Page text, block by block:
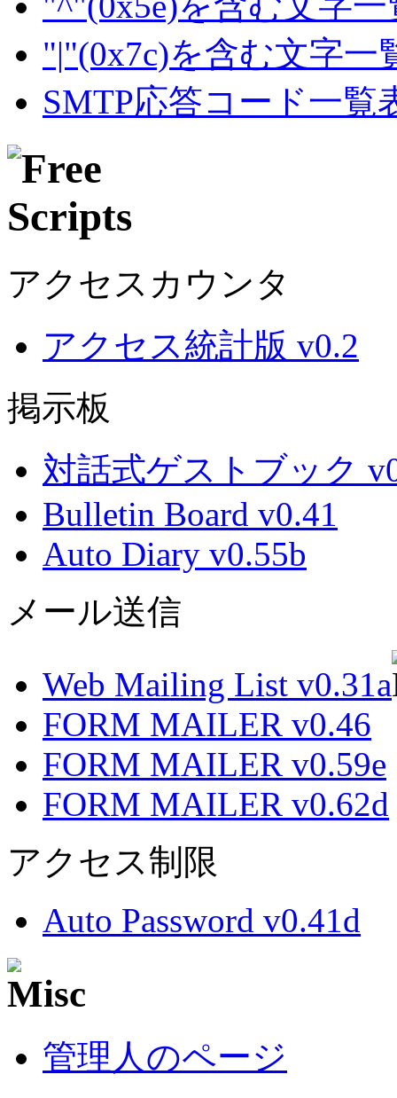
"|"(0x7c)を含む文字一
SMTP応答コード一覧
アクセスカウンタ
アクセス統計版 v0.2
掲示板
対話式ゲストブック
Bulletin Board v0.41
Auto Diary v0.55b
メール送信
Web Mailing List v0.31a
FORM MAILER v0.46
FORM MAILER v0.59e
FORM MAILER v0.62d
アクセス制限
Auto Password v0.41d
管理人のページ